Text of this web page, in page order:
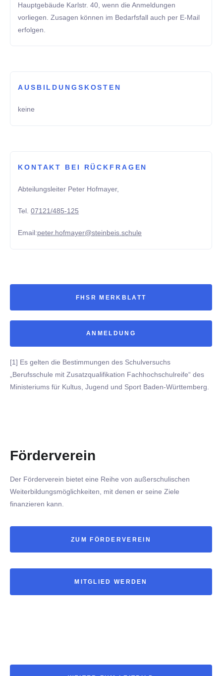
Hauptgebäude Karlstr. 40, wenn die Anmeldungen
vorliegen. Zusagen können im Bedarfsfall auch per E-Mail
erfolgen.
AUSBILDUNGSKOSTEN
keine
KONTAKT BEI RÜCKFRAGEN
Abteilungsleiter Peter Hofmayer,
Tel. 07121/485-125
Email:peter.hofmayer@steinbeis.schule
FHSR MERKBLATT
ANMELDUNG
[1] Es gelten die Bestimmungen des Schulversuchs
„Berufsschule mit Zusatzqualifikation Fachhochschulreife“ des
Ministeriums für Kultus, Jugend und Sport Baden-Württemberg.
Förderverein
Der Förderverein bietet eine Reihe von außerschulischen
Weiterbildungsmöglichkeiten, mit denen er seine Ziele
finanzieren kann.
ZUM FÖRDERVEREIN
MITGLIED WERDEN